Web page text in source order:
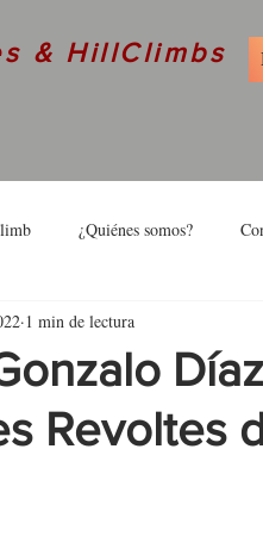
& HillClimbs
¿Quiénes somos?
Revoltes
1 min de lectura